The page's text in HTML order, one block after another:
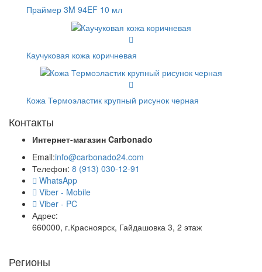
Праймер 3M 94EF 10 мл
Каучуковая кожа коричневая
Кожа Термоэластик крупный рисунок черная
Контакты
Интернет-магазин Carbonado
Email:info@carbonado24.com
Телефон: 8 (913) 030-12-91
WhatsApp
Viber - Mobile
Viber - PC
Адрес:
660000, г.Красноярск, Гайдашовка 3, 2 этаж
Регионы